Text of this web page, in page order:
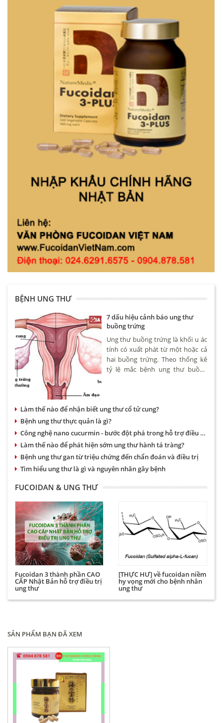
BỆNH UNG THƯ
7 dấu hiệu cảnh báo ung thư
buồng trứng
Ung thư buồng trứng là khối u ác
tính có xuất phát từ một hoặc cả
hai buồng trứng. Theo thống kê
tỷ lệ mắc bệnh ung thư buồng
phụ nữ trên 50.
Làm thế nào để nhận biết ung thư cổ tử cung?
Bệnh ung thư thực quản là gì?
Công nghệ nano cucurmin - bước đột phá trong hỗ trợ điều trị bệnh dạ dày và ung thư
Làm thế nào để phát hiện sớm ung thư hành tá tràng?
Bệnh ung thư gan từ triệu chứng đến chẩn đoán và điều trị
Tìm hiểu ung thư là gì và nguyên nhân gây bệnh
FUCOIDAN & UNG THƯ
Fucoidan 3 thành phần CAO
CẤP Nhật Bản hỗ trợ điều trị
ung thư
[THỰC HƯ] về fucoidan niềm
hy vọng mới cho bệnh nhân
ung thư
SẢN PHẨM BẠN ĐÃ XEM